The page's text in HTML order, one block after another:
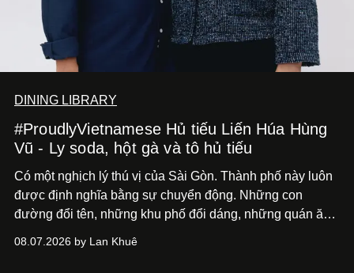
DINING LIBRARY
#ProudlyVietnamese Hủ tiếu Liến Húa Hùng
Vũ - Ly soda, hột gà và tô hủ tiếu
Có một nghịch lý thú vị của Sài Gòn. Thành phố này luôn
được định nghĩa bằng sự chuyển động. Những con
đường đổi tên, những khu phố đổi dáng, những quán ăn
nói về cái mới, về xu hướng tiếp theo, về những điều
08.07.2026 by Lan Khuê